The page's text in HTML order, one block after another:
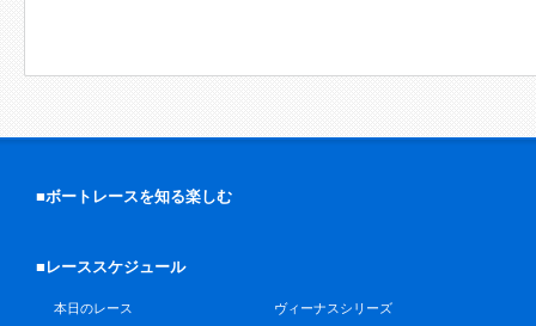
■ボートレースを知る楽しむ
■レーススケジュール
本日のレース
ヴィーナスシリーズ